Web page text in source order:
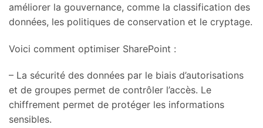
améliorer la gouvernance, comme la classification des
données, les politiques de conservation et le cryptage.
Voici comment optimiser SharePoint :
– La sécurité des données par le biais d’autorisations
et de groupes permet de contrôler l’accès. Le
chiffrement permet de protéger les informations
sensibles.